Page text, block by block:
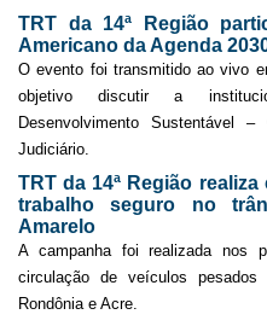
TRT da 14ª Região
Americano da Agenda
O evento foi transmitido ao vivo
objetivo discutir a
Desenvolvimento Sustentável
Judiciário.
TRT da 14ª Região
trabalho seguro no
Amarelo
A campanha foi realizada nos
circulação de veículos
Rondônia e Acre.